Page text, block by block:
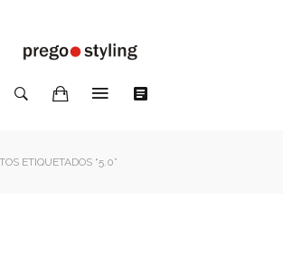
ETIQUETADOS “5.0”